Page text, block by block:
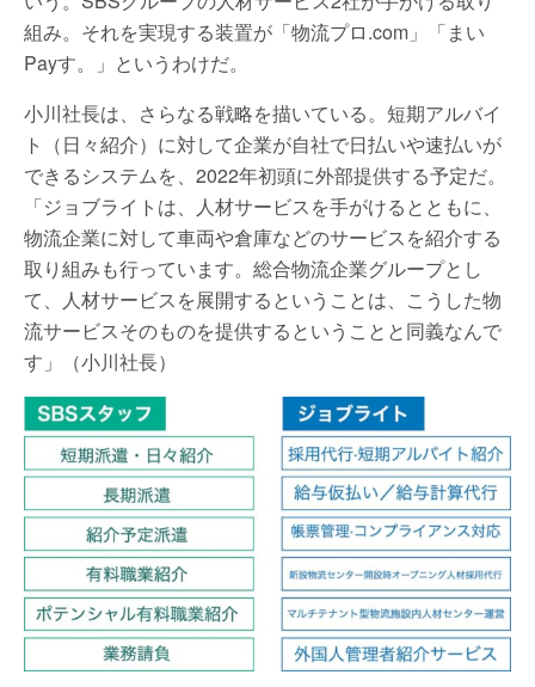
組み。それを実現する装置が「物流プロ.com」「まい
Payす。」というわけだ。
小川社長は、さらなる戦略を描いている。短期アルバイ
ト（日々紹介）に対して企業が自社で日払いや速払いが
できるシステムを、2022年初頭に外部提供する予定だ。
「ジョブライトは、人材サービスを手がけるとともに、
物流企業に対して車両や倉庫などのサービスを紹介する
取り組みも行っています。総合物流企業グループとし
て、人材サービスを展開するということは、こうした物
流サービスそのものを提供するということと同義なんで
す」（小川社長）